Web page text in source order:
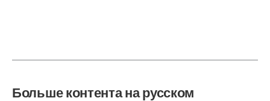
Больше контента на русском